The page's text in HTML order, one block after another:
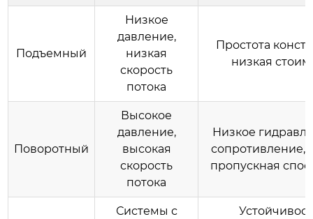
Подъемный
Низкое
давление,
низкая
скорость
потока
Простота
низкая
Поворотный
Высокое
давление,
высокая
скорость
потока
Низкое
сопротивление,
пропускная
Системы с